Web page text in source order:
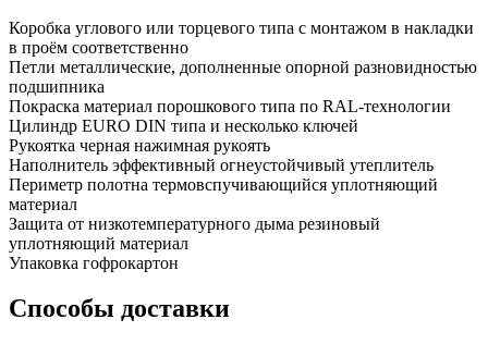
Коробка углового или торцевого типа с монтажом в накладки
в проём соответственно
Петли металлические, дополненные опорной разновидностью
подшипника
Покраска материал порошкового типа по RAL-технологии
Цилиндр EURO DIN типа и несколько ключей
Рукоятка черная нажимная рукоять
Наполнитель эффективный огнеустойчивый утеплитель
Периметр полотна термовспучивающийся уплотняющий
материал
Защита от низкотемпературного дыма резиновый
уплотняющий материал
Упаковка гофрокартон
Способы доставки